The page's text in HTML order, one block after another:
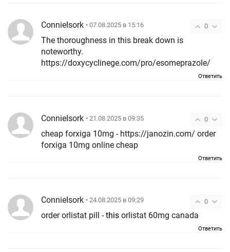
0
ConnieIsork • 07.08.2025 в 15:16
The thoroughness in this break down is
noteworthy.
https://doxycyclinege.com/pro/esomeprazole/
Ответить
0
ConnieIsork • 21.08.2025 в 09:35
cheap forxiga 10mg - https://janozin.com/ order
forxiga 10mg online cheap
Ответить
0
ConnieIsork • 24.08.2025 в 09:29
order orlistat pill -this orlistat 60mg canada
Ответить